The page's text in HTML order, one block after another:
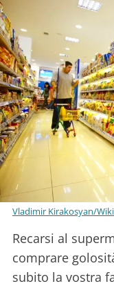
Vladimir Kirakosyan/
Recarsi al
comprare
subito la vostra